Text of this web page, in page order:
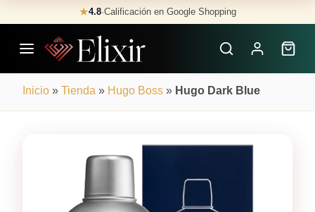
to
content
★4.8·Calificación en Google Shopping
Inicio » Tienda » Hugo Boss » Hugo Dark Blue